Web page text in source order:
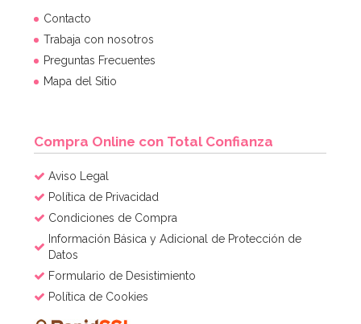
Contacto
Trabaja con nosotros
Preguntas Frecuentes
Mapa del Sitio
Compra Online con Total Confianza
Aviso Legal
Política de Privacidad
Condiciones de Compra
Información Básica y Adicional de Protección de
Datos
Formulario de Desistimiento
Política de Cookies